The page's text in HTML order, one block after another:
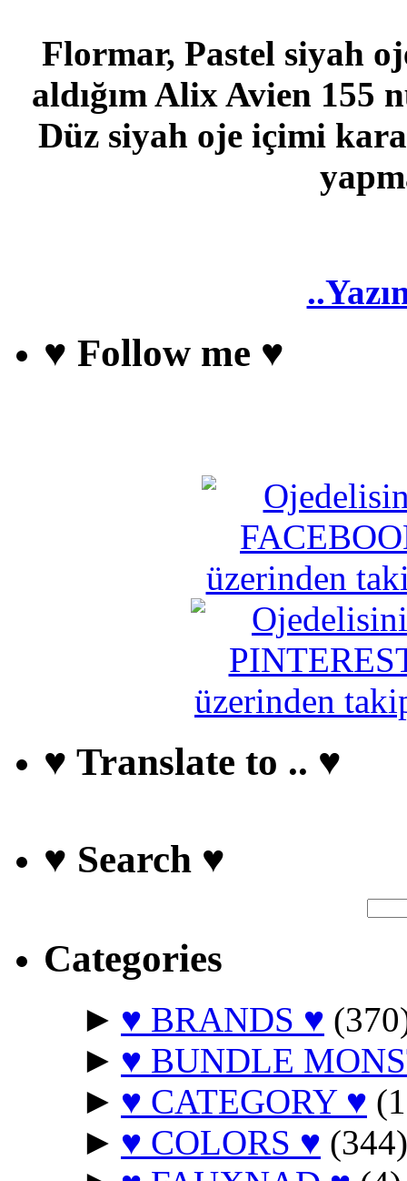
Flormar, Pastel siyah
aldığım Alix Avien 155
Düz siyah oje içimi
♥ Follow me ♥
♥ Translate to .. ♥
♥ Search ♥
Categories
► ♥ BRANDS ♥
► ♥ BUNDLE
► ♥ CATEGORY ♥
► ♥ COLORS ♥ (344)